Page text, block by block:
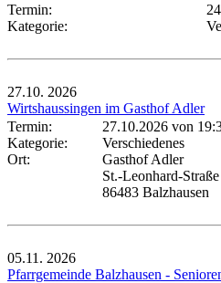
Termin:
Kategorie:
27.10. 2026
Wirtshaussingen im Gasthof Adler
Termin:
27.10.2026 von
Kategorie:
Verschiedenes
Ort:
Gasthof Adler
St.-Leonhard-Straße
86483 Balzhausen
05.11. 2026
Pfarrgemeinde Balzhausen -